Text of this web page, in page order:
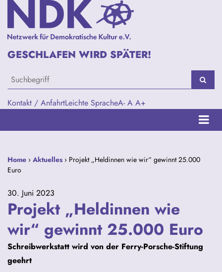
Kontakt / AnfahrtLeichte SpracheA- A A+
GESCHLAFEN WIRD SPÄTER!
Home › Aktuelles › Projekt „Heldinnen wie wir“ gewinnt 25.000
Euro
30. Juni 2023
Projekt „Heldinnen wie
wir“ gewinnt 25.000 Euro
Schreibwerkstatt wird von der Ferry-Porsche-Stiftung
geehrt